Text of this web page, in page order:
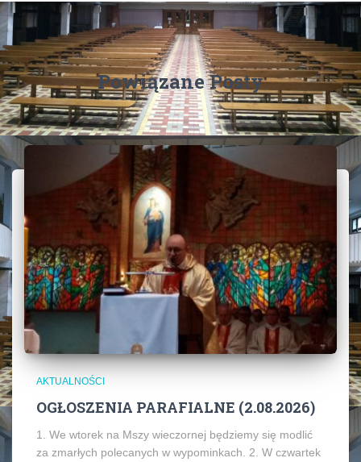
Powiązane Posty
AKTUALNOŚCI
OGŁOSZENIA PARAFIALNE (2.08.2026)
1. We wtorek na Mszy wieczornej będziemy się modlić
za zmarłych polecanych w wypominkach. 2. W czwartek